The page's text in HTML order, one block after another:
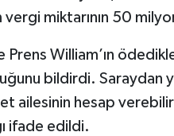
miktarının 50
Prens William’ın
bildirdi. Saraydan
ailesinin hesap
ifade edildi.